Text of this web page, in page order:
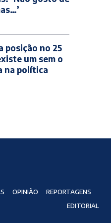
posição no 25
um sem o
na política
OPINIÃO
REPORTAGENS
EDITORIAL